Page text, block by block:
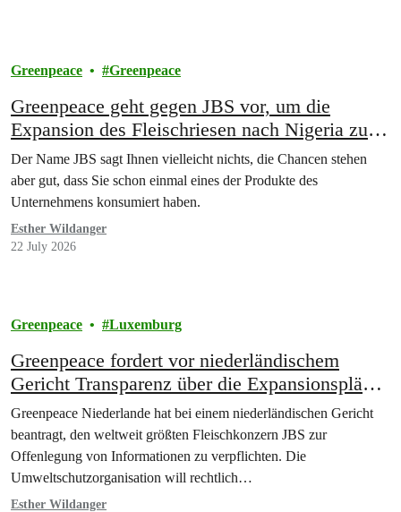
Greenpeace Greenpeace
Greenpeace geht gegen JBS vor, um die
Expansion des Fleischriesen nach Nigeria zu
stoppen
Der Name JBS sagt Ihnen vielleicht nichts, die Chancen stehen
aber gut, dass Sie schon einmal eines der Produkte des
Unternehmens konsumiert haben.
Esther Wildanger
22 July 2026
Greenpeace Luxemburg
Greenpeace fordert vor niederländischem
Gericht Transparenz über die Expansionspläne
von JBS in Nigeria
Greenpeace Niederlande hat bei einem niederländischen Gericht
beantragt, den weltweit größten Fleischkonzern JBS zur
Offenlegung von Informationen zu verpflichten. Die
Umweltschutzorganisation will rechtlich…
Esther Wildanger